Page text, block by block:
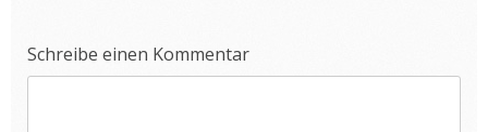
Schreibe einen Kommentar